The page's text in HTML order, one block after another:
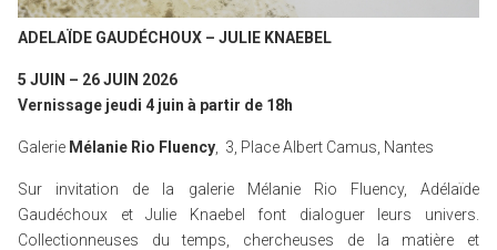
ADELAÏDE GAUDÉCHOUX – JULIE KNAEBEL
5 JUIN – 26 JUIN 2026
Vernissage jeudi 4 juin à partir de 18h
Galerie Mélanie Rio Fluency , 3, Place Albert Camus, Nantes
Sur invitation de la galerie Mélanie Rio Fluency, Adélaïde
Gaudéchoux et Julie Knaebel font dialoguer leurs univers.
Collectionneuses du temps, chercheuses de la matière et